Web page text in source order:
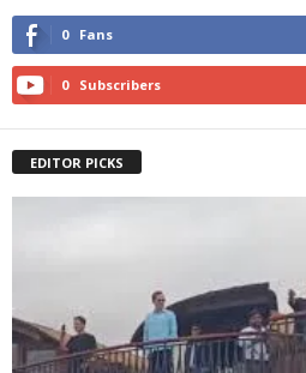
0 Fans
0 Subscribers
EDITOR PICKS